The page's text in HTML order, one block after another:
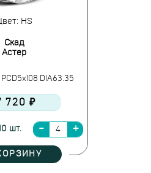
HS
Скад
Астер
PCD5x108 DIA63.35
720 ₽
шт.